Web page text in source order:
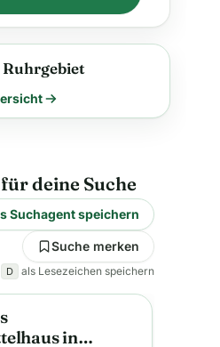
deine Suche
Suchagent speichern
Suche merken
D als Lesezeichen speichern
in